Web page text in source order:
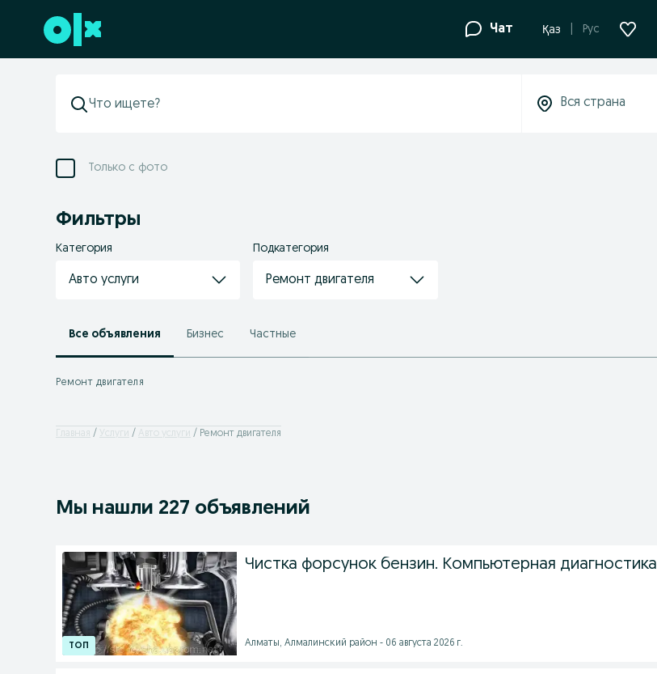
Перейти к нижнему колонтитулу Чат Қаз Рус
Только с фото
Фильтры
Категория
Авто услуги
Подкатегория
Ремонт двигателя
Все объявления Бизнес Частные
Ремонт двигателя
Главная Услуги Авто услуги Ремонт двигателя
Мы нашли 227 объявлений
Чистка форсунок бензин. Компьютерная диагностика
Алматы, Алмалинский район - 06 августа 2026 г.